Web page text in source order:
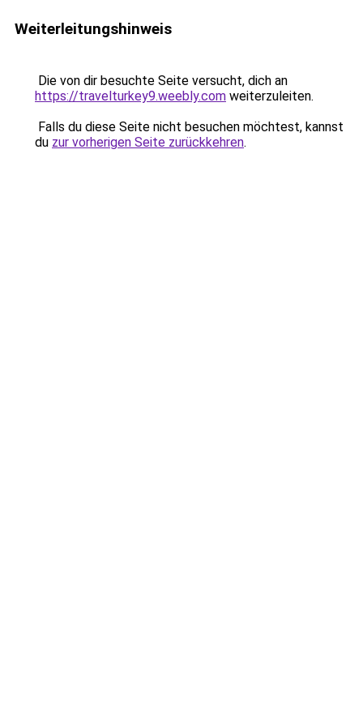
Weiterleitungshinweis
Die von dir besuchte Seite versucht, dich an
https://travelturkey9.weebly.com weiterzuleiten.
Falls du diese Seite nicht besuchen möchtest, kannst
du zur vorherigen Seite zurückkehren.